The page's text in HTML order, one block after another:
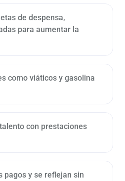
de despensa,
para aumentar la
como viáticos y gasolina
con prestaciones
pagos y se reflejan sin